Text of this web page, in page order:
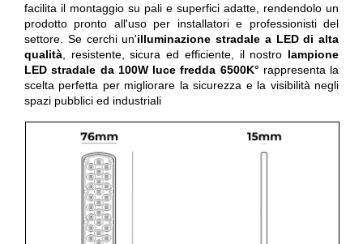
facilita il montaggio su pali e superfici adatte, rendendolo un
prodotto pronto all'uso per installatori e professionisti del
settore. Se cerchi un'illuminazione stradale a LED di alta
qualità , resistente, sicura ed efficiente, il nostro lampione
LED stradale da 100W luce fredda 6500K° rappresenta la
scelta perfetta per migliorare la sicurezza e la visibilità negli
spazi pubblici ed industriali